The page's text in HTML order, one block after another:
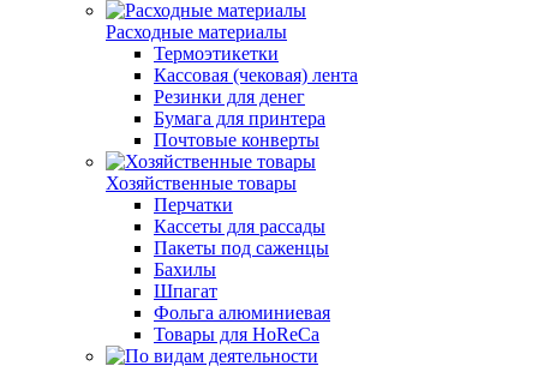
Расходные материалы
Термоэтикетки
Кассовая (чековая) лента
Резинки для денег
Бумага для принтера
Почтовые конверты
Хозяйственные товары
Перчатки
Кассеты для рассады
Пакеты под саженцы
Бахилы
Шпагат
Фольга алюминиевая
Товары для HoReCa